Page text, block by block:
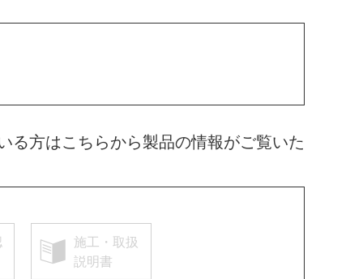
方はこちらから製品の情報がご覧いた
施工・取扱
説明書